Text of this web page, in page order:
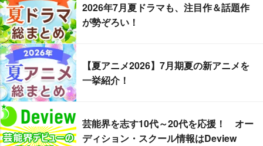
2026年7月夏ドラマも、注目作＆話題作
が勢ぞろい！
【夏アニメ2026】7月期夏の新アニメを
一挙紹介！
芸能界を志す10代～20代を応援！ オー
ディション・スクール情報はDeview